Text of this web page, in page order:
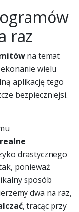
raz
na temat
wielu
aplikację tego
bezpieczniejsi.
drastycznego
ponieważ
sposób
dwa na raz,
, tracąc przy